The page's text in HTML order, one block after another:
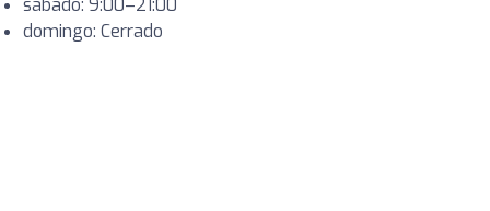
sábado: 9:00–21:00
domingo: Cerrado